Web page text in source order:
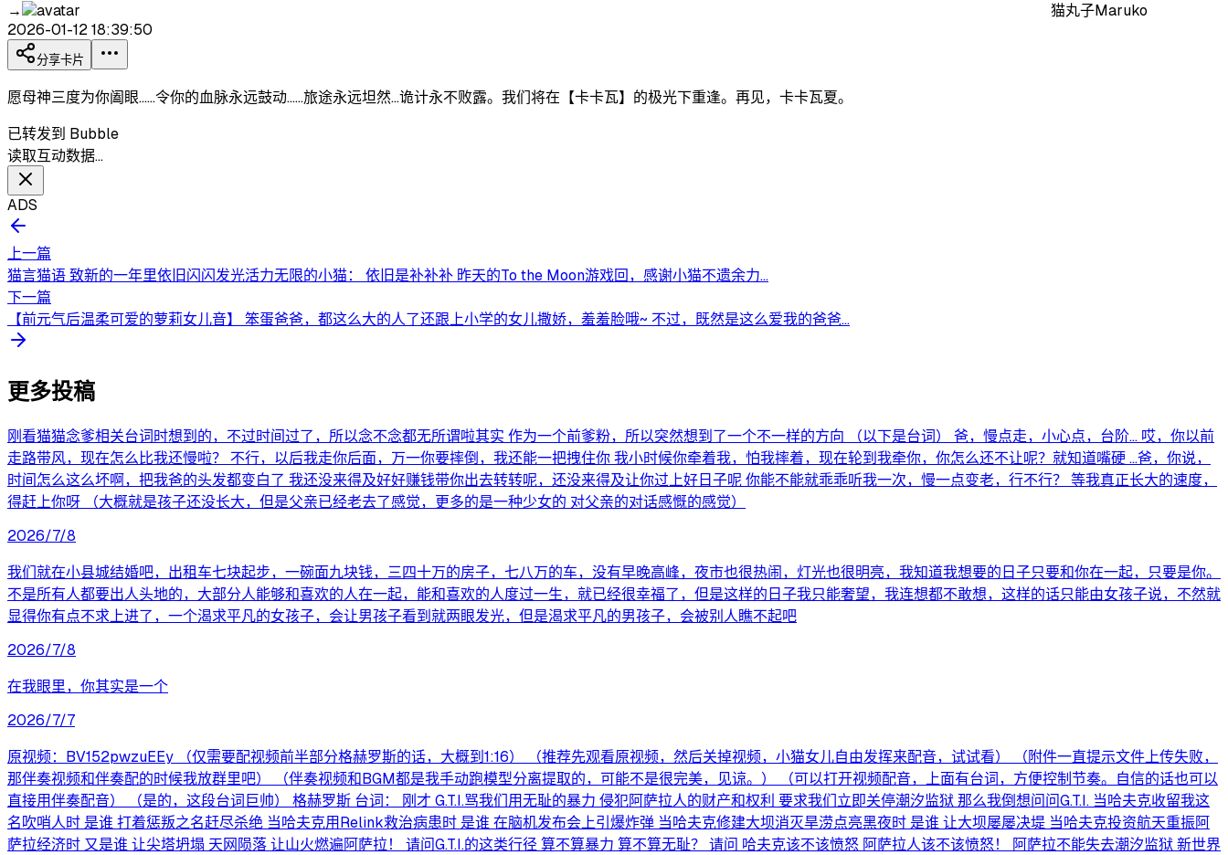
→
猫丸子Maruko
2026-01-12 18:39:50
分享卡片
愿母神三度为你阖眼……令你的血脉永远鼓动……旅途永远坦然…诡计永不败露。我们将在【卡卡瓦】的极光下重逢。再见，卡卡瓦夏。
已转发到 Bubble
读取互动数据…
ADS
上一篇
猫言猫语 致新的一年里依旧闪闪发光活力无限的小猫： 依旧是补补补 昨天的To the Moon游戏回，感谢小猫不遗余力...
下一篇
【前元气后温柔可爱的萝莉女儿音】 笨蛋爸爸，都这么大的人了还跟上小学的女儿撒娇，羞羞脸哦~ 不过，既然是这么爱我的爸爸...
更多投稿
刚看猫猫念爹相关台词时想到的，不过时间过了，所以念不念都无所谓啦其实 作为一个前爹粉，所以突然想到了一个不一样的方向 （以下是台词） 爸，慢点走，小心点，台阶... 哎，你以前
走路带风，现在怎么比我还慢啦？ 不行，以后我走你后面，万一你要摔倒，我还能一把拽住你 我小时候你牵着我，怕我摔着，现在轮到我牵你，你怎么还不让呢？就知道嘴硬 ...爸，你说，
时间怎么这么坏啊，把我爸的头发都变白了 我还没来得及好好赚钱带你出去转转呢，还没来得及让你过上好日子呢 你能不能就乖乖听我一次，慢一点变老，行不行？ 等我真正长大的速度，
得赶上你呀 （大概就是孩子还没长大，但是父亲已经老去了感觉，更多的是一种少女的 对父亲的对话感慨的感觉）
2026/7/8
我们就在小县城结婚吧，出租车七块起步，一碗面九块钱，三四十万的房子，七八万的车，没有早晚高峰，夜市也很热闹，灯光也很明亮，我知道我想要的日子只要和你在一起，只要是你。
不是所有人都要出人头地的，大部分人能够和喜欢的人在一起，能和喜欢的人度过一生，就已经很幸福了，但是这样的日子我只能奢望，我连想都不敢想，这样的话只能由女孩子说，不然就
显得你有点不求上进了，一个渴求平凡的女孩子，会让男孩子看到就两眼发光，但是渴求平凡的男孩子，会被别人瞧不起吧
2026/7/8
在我眼里，你其实是一个
2026/7/7
原视频：BV152pwzuEEy （仅需要配视频前半部分格赫罗斯的话，大概到1:16） （推荐先观看原视频，然后关掉视频，小猫女儿自由发挥来配音，试试看） （附件一直提示文件上传失败，
那伴奏视频和伴奏配的时候我放群里吧） （伴奏视频和BGM都是我手动跑模型分离提取的，可能不是很完美，见谅。） （可以打开视频配音，上面有台词，方便控制节奏。自信的话也可以
直接用伴奏配音） （是的，这段台词巨帅） 格赫罗斯 台词： 刚才 G.T.I.骂我们用无耻的暴力 侵犯阿萨拉人的财产和权利 要求我们立即关停潮汐监狱 那么我倒想问问G.T.I. 当哈夫克收留我这
名吹哨人时 是谁 打着惩叛之名赶尽杀绝 当哈夫克用Relink救治病患时 是谁 在脑机发布会上引爆炸弹 当哈夫克修建大坝消灭旱涝点亮黑夜时 是谁 让大坝屡屡决堤 当哈夫克投资航天重振阿
萨拉经济时 又是谁 让尖塔坍塌 天网陨落 让山火燃遍阿萨拉！ 请问G.T.I.的这类行径 算不算暴力 算不算无耻？ 请问 哈夫克该不该愤怒 阿萨拉人该不该愤怒！ 阿萨拉不能失去潮汐监狱 新世界